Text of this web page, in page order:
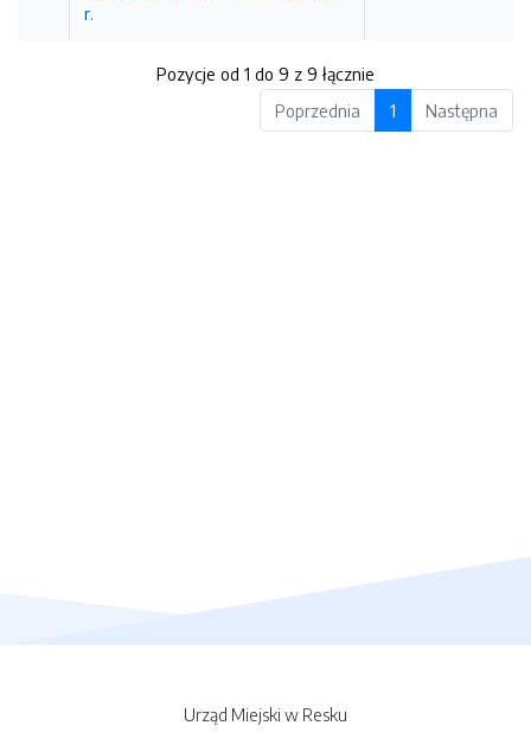
r.
Pozycje od 1 do 9 z 9 łącznie
Poprzednia
1 Następna
Urząd Miejski w Resku